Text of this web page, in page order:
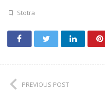
Stotra
PREVIOUS POST